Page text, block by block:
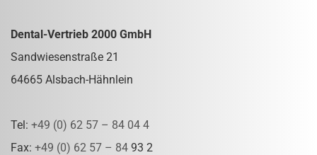
Dental-Vertrieb 2000 GmbH
Sandwiesenstraße 21
64665 Alsbach-Hähnlein
Tel: +49 (0) 62 57 – 84 04 4
Fax: +49 (0) 62 57 – 84 93 2